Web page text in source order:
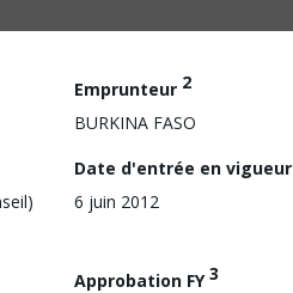
Emprunteur 2
BURKINA FASO
Date d'entrée en vigueur
6 juin 2012
Approbation FY3